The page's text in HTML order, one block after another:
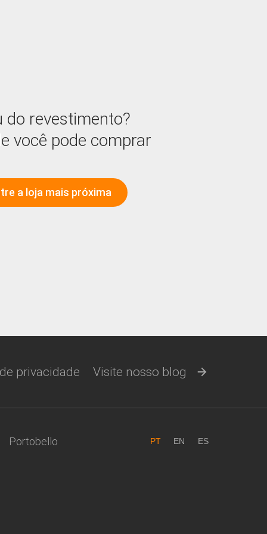
do revestimento?
você pode comprar
a loja mais próxima
privacidade Visite nosso blog
Portobello PT EN ES